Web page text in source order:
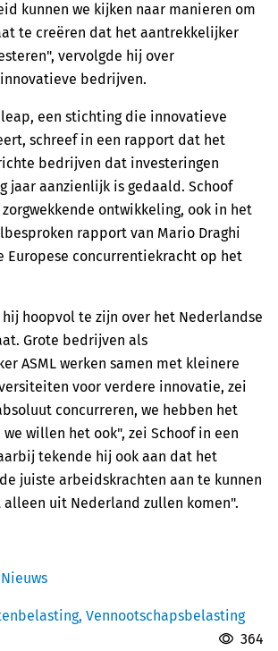
kunnen we kijken naar manieren om
te creëren dat het aantrekkelijker
vervolgde hij over
bedrijven.
een stichting die innovatieve
schreef in een rapport dat het
bedrijven dat investeringen
jaar aanzienlijk is gedaald. Schoof
ontwikkeling, ook in het
rapport van Mario Draghi
Europese concurrentiekracht op het
hoopvol te zijn over het Nederlandse
Grote bedrijven als
ASML werken samen met kleinere
voor verdere innovatie, zei
concurreren, we hebben het
willen het ook", zei Schoof in een
tekende hij ook aan dat het
juiste arbeidskrachten aan te kunnen
uit Nederland zullen komen".
Nieuws
Vennootschapsbelasting
364